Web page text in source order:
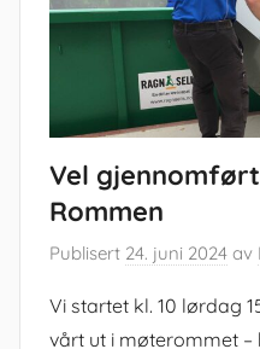
Vel
Rommen
Publisert 24. juni 2024 av
Vi startet kl. 10 lørdag
vårt ut i møterommet